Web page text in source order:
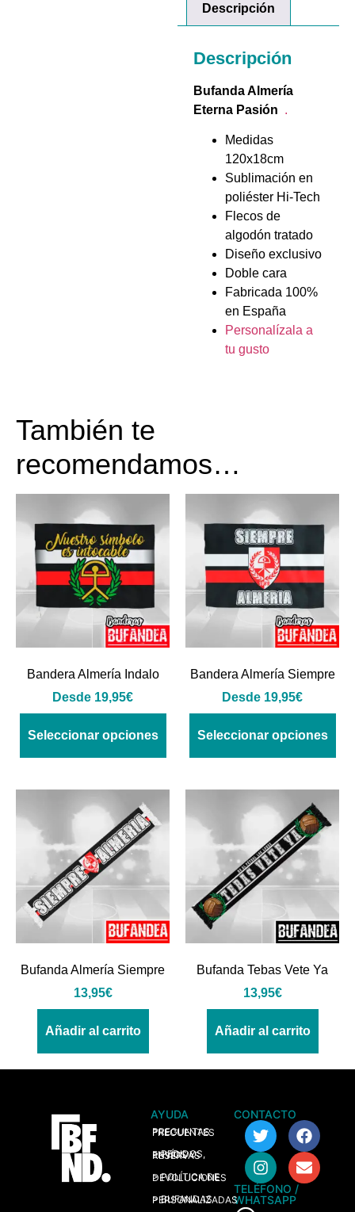
Descripción
Descripción
Bufanda Almería
Eterna Pasión .
Medidas
120x18cm
Sublimación en
poliéster Hi-Tech
Flecos de
algodón tratado
Diseño exclusivo
Doble cara
Fabricada 100%
en España
Personalízala a
tu gusto
También te
recomendamos…
Bandera Almería Indalo
Desde 19,95€
Seleccionar opciones
Bandera Almería Siempre
Desde 19,95€
Seleccionar opciones
Bufanda Almería Siempre
13,95€
Añadir al carrito
Bufanda Tebas Vete Ya
13,95€
Añadir al carrito
AYUDA
> PREGUNTAS FRECUENTES
> PEDIDOS, ENVÍOS Y RESERVAS
> POLÍTICA DE DEVOLUCIONES
> BUFANDAS PERSONALIZADAS
CONTACTO
TELÉFONO /
WHATSAPP